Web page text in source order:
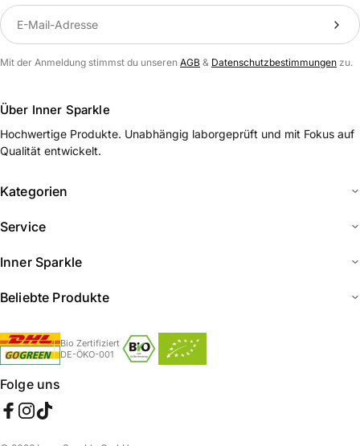
Translation missing: de.newsletter.label
Mit der Anmeldung stimmst du unseren AGB & Datenschutzbestimmungen zu.
Über Inner Sparkle
Hochwertige Produkte. Unabhängig laborgeprüft und mit Fokus auf
Qualität entwickelt.
Kategorien
Service
Inner Sparkle
Beliebte Produkte
Bio Zertifiziert
DE-ÖKO-001
Folge uns